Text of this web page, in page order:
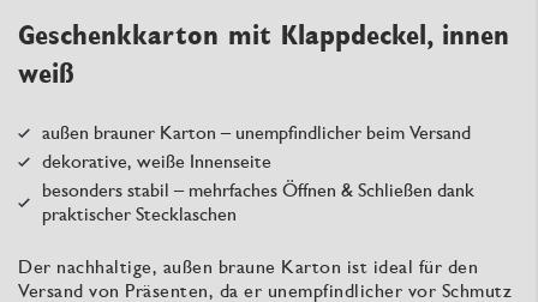
Geschenkkarton mit Klappdeckel, innen
weiß
außen brauner Karton – unempfindlicher beim Versand
dekorative, weiße Innenseite
besonders stabil – mehrfaches Öffnen & Schließen dank
praktischer Stecklaschen
Der nachhaltige, außen braune Karton ist ideal für den
Versand von Präsenten, da er unempfindlicher vor Schmutz